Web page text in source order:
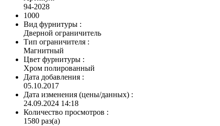
94-2028
1000
Вид фурнитуры :
Дверной ограничитель
Тип ограничителя :
Магнитный
Цвет фурнитуры :
Хром полированный
Дата добавления :
05.10.2017
Дата изменения (цены/данных) :
24.09.2024 14:18
Количество просмотров :
1580 раз(а)